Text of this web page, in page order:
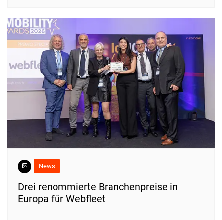
News
Drei renommierte Branchenpreise in
Europa für Webfleet